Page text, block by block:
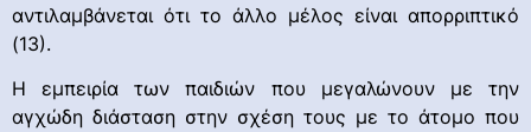
αντιλαμβάνεται ότι το άλλο μέλος είναι απορριπτικό
(13).
Η εμπειρία των παιδιών που μεγαλώνουν με την
αγχώδη διάσταση στην σχέση τους με το άτομο που